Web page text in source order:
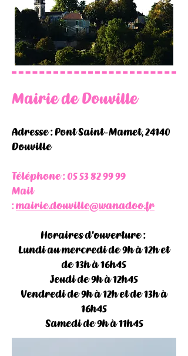
Mairie de Douville
Adresse : Pont Saint-Mamet, 24140
Douville
Téléphone :05 53 82 99 99
Mail
:mairie.douville@wanadoo.fr
Horaires d'ouverture :
Lundi au mercredi de 9h à 12h et
de 13h à 16h45
Jeudi de 9h à 12h45
Vendredi de 9h à 12h et de 13h à
16h45
Samedi de 9h à 11h45